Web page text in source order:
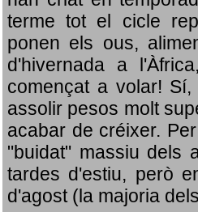
terme tot el cicle
ponen els ous,
d'hivernada a
començat a volar!
assolir pesos molt
acabar de créixer.
"buidat" massiu dels
tardes d'estiu, però
d'agost (la majoria